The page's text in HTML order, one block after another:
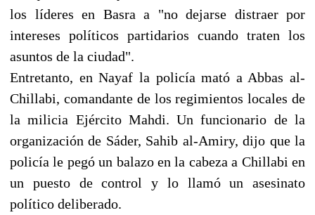
los líderes en Basra a "no dejarse distraer por
intereses políticos partidarios cuando traten los
asuntos de la ciudad".
Entretanto, en Nayaf la policía mató a Abbas al-
Chillabi, comandante de los regimientos locales de
la milicia Ejército Mahdi. Un funcionario de la
organización de Sáder, Sahib al-Amiry, dijo que la
policía le pegó un balazo en la cabeza a Chillabi en
un puesto de control y lo llamó un asesinato
político deliberado.